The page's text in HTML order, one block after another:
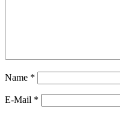
Name *
E-Mail *